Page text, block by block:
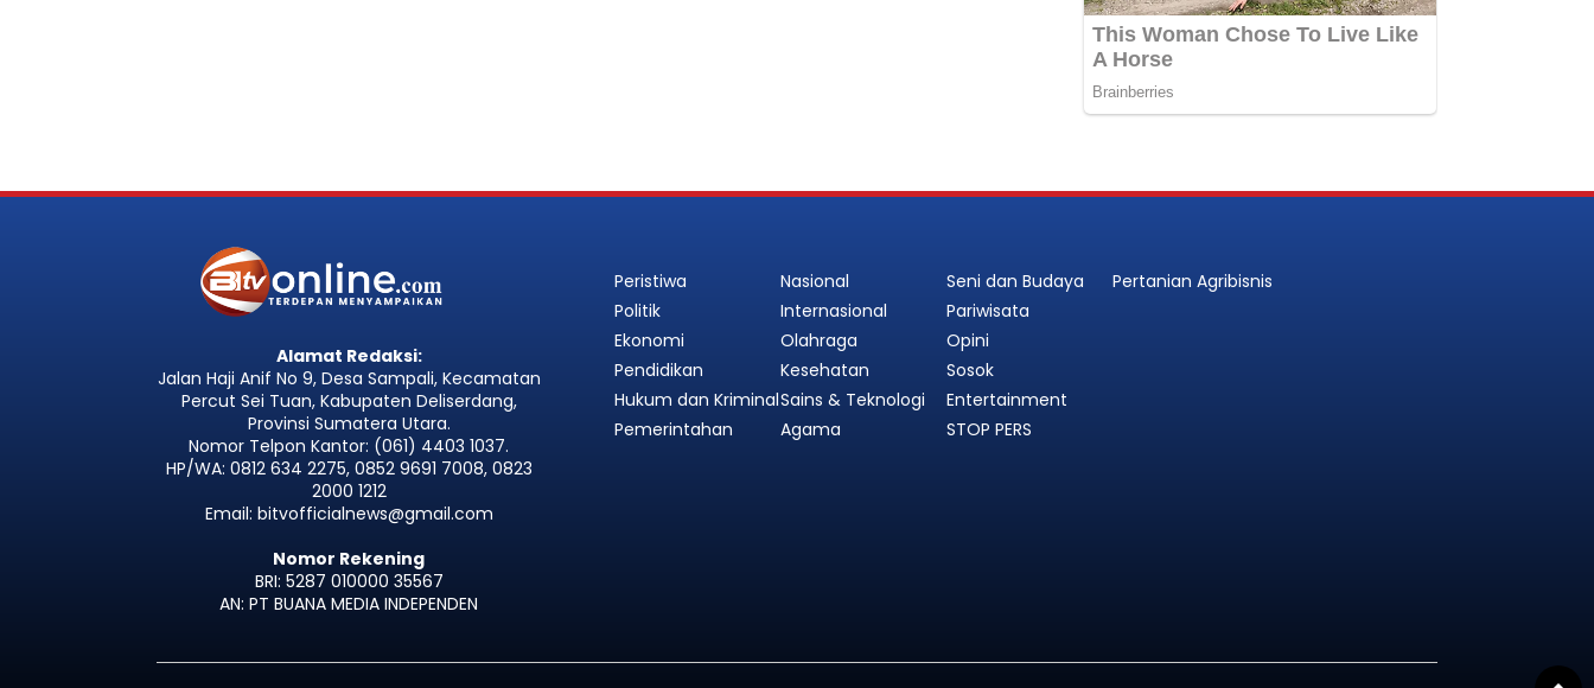
Alamat Redaksi:
Jalan Haji Anif No 9, Desa Sampali, Kecamatan
Percut Sei Tuan, Kabupaten Deliserdang,
Provinsi Sumatera Utara.
Nomor Telpon Kantor: (061) 4403 1037.
HP/WA: 0812 634 2275, 0852 9691 7008, 0823
2000 1212
Email: bitvofficialnews@gmail.com
Nomor Rekening
BRI: 5287 010000 35567
AN: PT BUANA MEDIA INDEPENDEN
Peristiwa
Politik
Ekonomi
Pendidikan
Hukum dan Kriminal
Pemerintahan
Nasional
Internasional
Olahraga
Kesehatan
Sains & Teknologi
Agama
Seni dan Budaya
Pariwisata
Opini
Sosok
Entertainment
STOP PERS
Pertanian Agribisnis